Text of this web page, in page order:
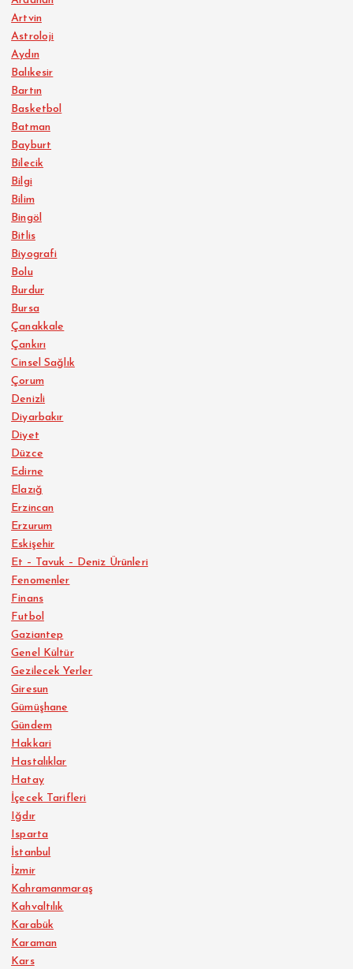
Artvin
Astroloji
Aydın
Balıkesir
Bartın
Basketbol
Batman
Bayburt
Bilecik
Bilgi
Bilim
Bingöl
Bitlis
Biyografi
Bolu
Burdur
Bursa
Çanakkale
Çankırı
Cinsel Sağlık
Çorum
Denizli
Diyarbakır
Diyet
Düzce
Edirne
Elazığ
Erzincan
Erzurum
Eskişehir
Et – Tavuk – Deniz Ürünleri
Fenomenler
Finans
Futbol
Gaziantep
Genel Kültür
Gezilecek Yerler
Giresun
Gümüşhane
Gündem
Hakkari
Hastalıklar
Hatay
İçecek Tarifleri
Iğdır
Isparta
İstanbul
İzmir
Kahramanmaraş
Kahvaltılık
Karabük
Karaman
Kars